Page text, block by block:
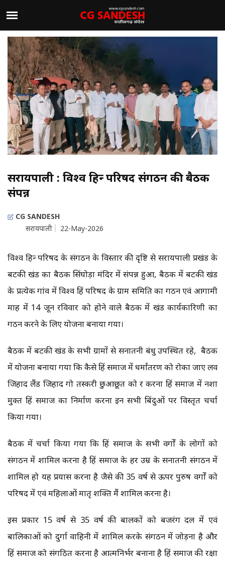
सरायपाली : विश्व हिन्दू परिषद संगठन की बैठक
संपन्न
CG SANDESH
सरायपाली
22-May-2026
विश्व हिन्दू परिषद के संगठन के विस्तार की दृष्टि से सरायपाली प्रखंड के
बटकी खंड का बैठक सिंघोड़ा मंदिर में संपन्न हुआ, बैठक में बटकी खंड
के प्रत्येक गांव में विश्व हिंदू परिषद के ग्राम समिति का गठन एवं आगामी
माह में 14 जून रविवार को होने वाले बैठक में खंड कार्यकारिणी का
गठन करने के लिए योजना बनाया गया।
बैठक में बटकी खंड के सभी ग्रामों से सनातनी बंधु उपस्थित रहे, बैठक
में योजना बनाया गया कि कैसे हिंदू समाज में धर्मांतरण को रोका जाए लव
जिहाद लैंड जिहाद गो तस्करी छुआछूत को दूर करना हिंदू समाज में नशा
मुक्त हिंदू समाज का निर्माण करना इन सभी बिंदुओं पर विस्तृत चर्चा
किया गया।
बैठक में चर्चा किया गया कि हिंदू समाज के सभी वर्गों के लोगों को
संगठन में शामिल करना है हिंदू समाज के हर उम्र के सनातनी संगठन में
शामिल हो यह प्रयास करना है जैसे की 35 वर्ष से ऊपर पुरुष वर्गों को
परिषद में एवं महिलाओं मातृ शक्ति मैं शामिल करना है।
इस प्रकार 15 वर्ष से 35 वर्ष की बालकों को बजरंग दल में एवं
बालिकाओं को दुर्गा वाहिनी में शामिल करके संगठन में जोड़ना है और
हिंदू समाज को संगठित करना है आत्मनिर्भर बनाना है हिंदू समाज की रक्षा